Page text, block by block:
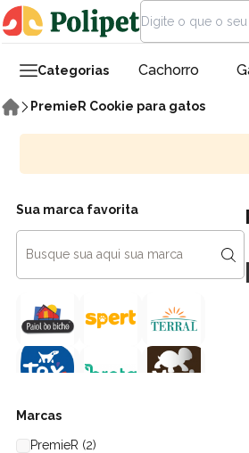
Categorias Cachorro
PremieR Cookie para gatos
Sua marca favorita
Marcas
PremieR (2)